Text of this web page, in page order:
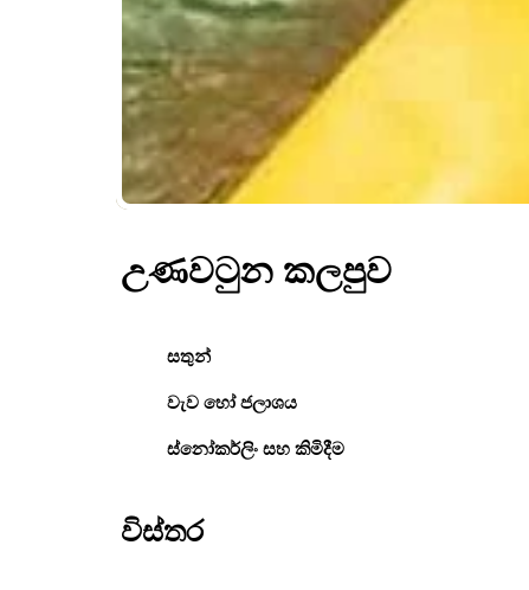
උණවටුන කලපුව
සතුන්
වැව හෝ ජලාශය
ස්නෝකර්ලිං සහ කිමිදීම
විස්තර